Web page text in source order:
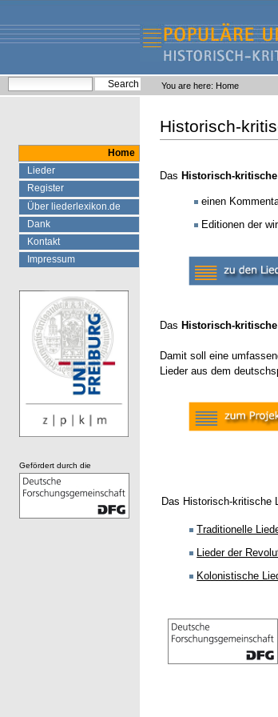
content.
navigation
Liederlexikon
Personal
tools
You are here: Home
Historisch-
Das Historisch-
einen
Editionen der
Das Historisch-
Damit soll eine
Lieder aus dem
Das Historisch-kritische
Traditionelle
Lieder der
Kolonistische
Home
Lieder
Register
Über liederlexikon.de
Dank
Kontakt
Impressum
Gefördert durch die